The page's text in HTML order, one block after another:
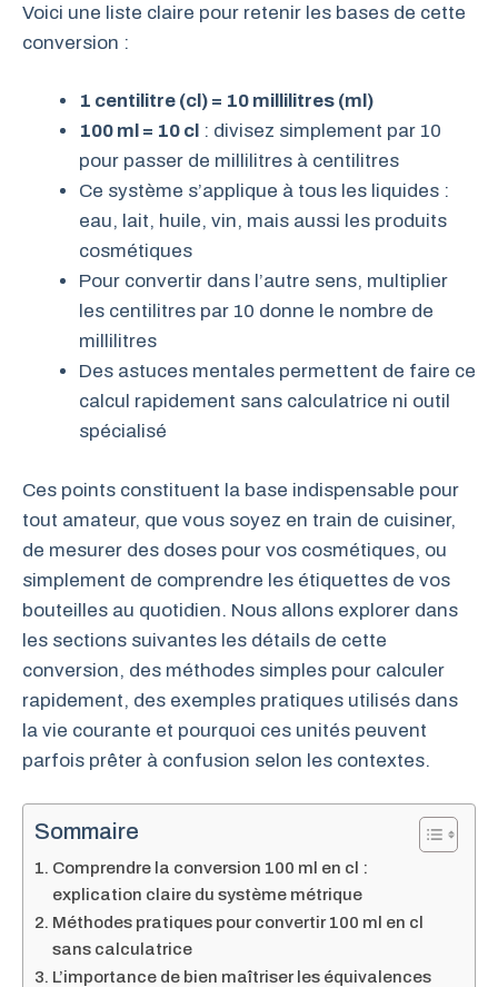
Voici une liste claire pour retenir les bases de cette
conversion :
1 centilitre (cl) = 10 millilitres (ml)
100 ml = 10 cl : divisez simplement par 10
pour passer de millilitres à centilitres
Ce système s’applique à tous les liquides :
eau, lait, huile, vin, mais aussi les produits
cosmétiques
Pour convertir dans l’autre sens, multiplier
les centilitres par 10 donne le nombre de
millilitres
Des astuces mentales permettent de faire ce
calcul rapidement sans calculatrice ni outil
spécialisé
Ces points constituent la base indispensable pour
tout amateur, que vous soyez en train de cuisiner,
de mesurer des doses pour vos cosmétiques, ou
simplement de comprendre les étiquettes de vos
bouteilles au quotidien. Nous allons explorer dans
les sections suivantes les détails de cette
conversion, des méthodes simples pour calculer
rapidement, des exemples pratiques utilisés dans
la vie courante et pourquoi ces unités peuvent
parfois prêter à confusion selon les contextes.
Sommaire
Comprendre la conversion 100 ml en cl :
explication claire du système métrique
Méthodes pratiques pour convertir 100 ml en cl
sans calculatrice
L’importance de bien maîtriser les équivalences